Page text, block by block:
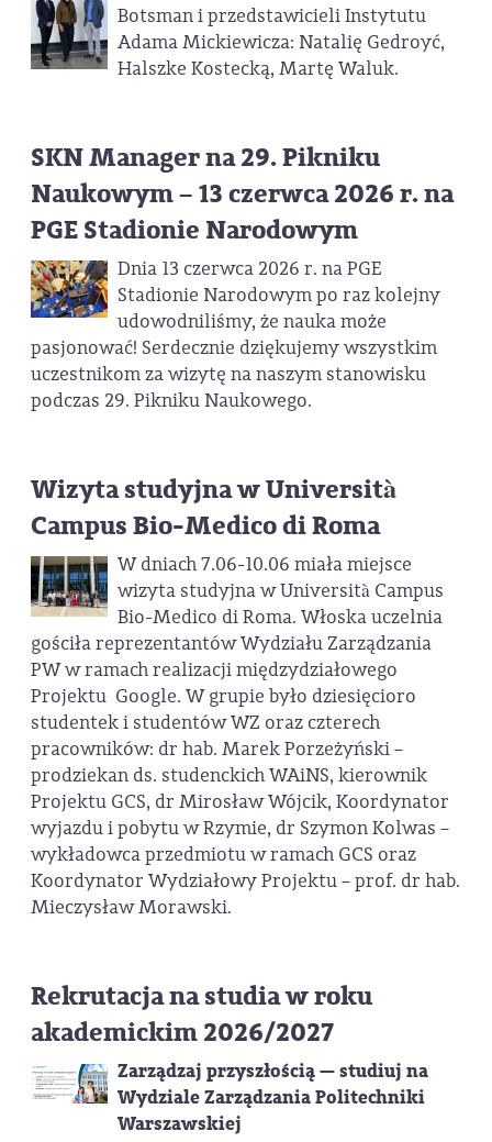
Botsman i przedstawicieli Instytutu
Adama Mickiewicza: Natalię Gedroyć,
Halszke Kostecką, Martę Waluk.
SKN Manager na 29. Pikniku
Naukowym – 13 czerwca 2026 r. na
PGE Stadionie Narodowym
Dnia 13 czerwca 2026 r. na PGE
Stadionie Narodowym po raz kolejny
udowodniliśmy, że nauka może
pasjonować! Serdecznie dziękujemy wszystkim
uczestnikom za wizytę na naszym stanowisku
podczas 29. Pikniku Naukowego.
Wizyta studyjna w Università
Campus Bio-Medico di Roma
W dniach 7.06-10.06 miała miejsce
wizyta studyjna w Università Campus
Bio-Medico di Roma. Włoska uczelnia
gościła reprezentantów Wydziału Zarządzania
PW w ramach realizacji międzydziałowego
Projektu Google. W grupie było dziesięcioro
studentek i studentów WZ oraz czterech
pracowników: dr hab. Marek Porzeżyński –
prodziekan ds. studenckich WAiNS, kierownik
Projektu GCS, dr Mirosław Wójcik, Koordynator
wyjazdu i pobytu w Rzymie, dr Szymon Kolwas –
wykładowca przedmiotu w ramach GCS oraz
Koordynator Wydziałowy Projektu – prof. dr hab.
Mieczysław Morawski.
Rekrutacja na studia w roku
akademickim 2026/2027
Zarządzaj przyszłością — studiuj na
Wydziale Zarządzania Politechniki
Warszawskiej